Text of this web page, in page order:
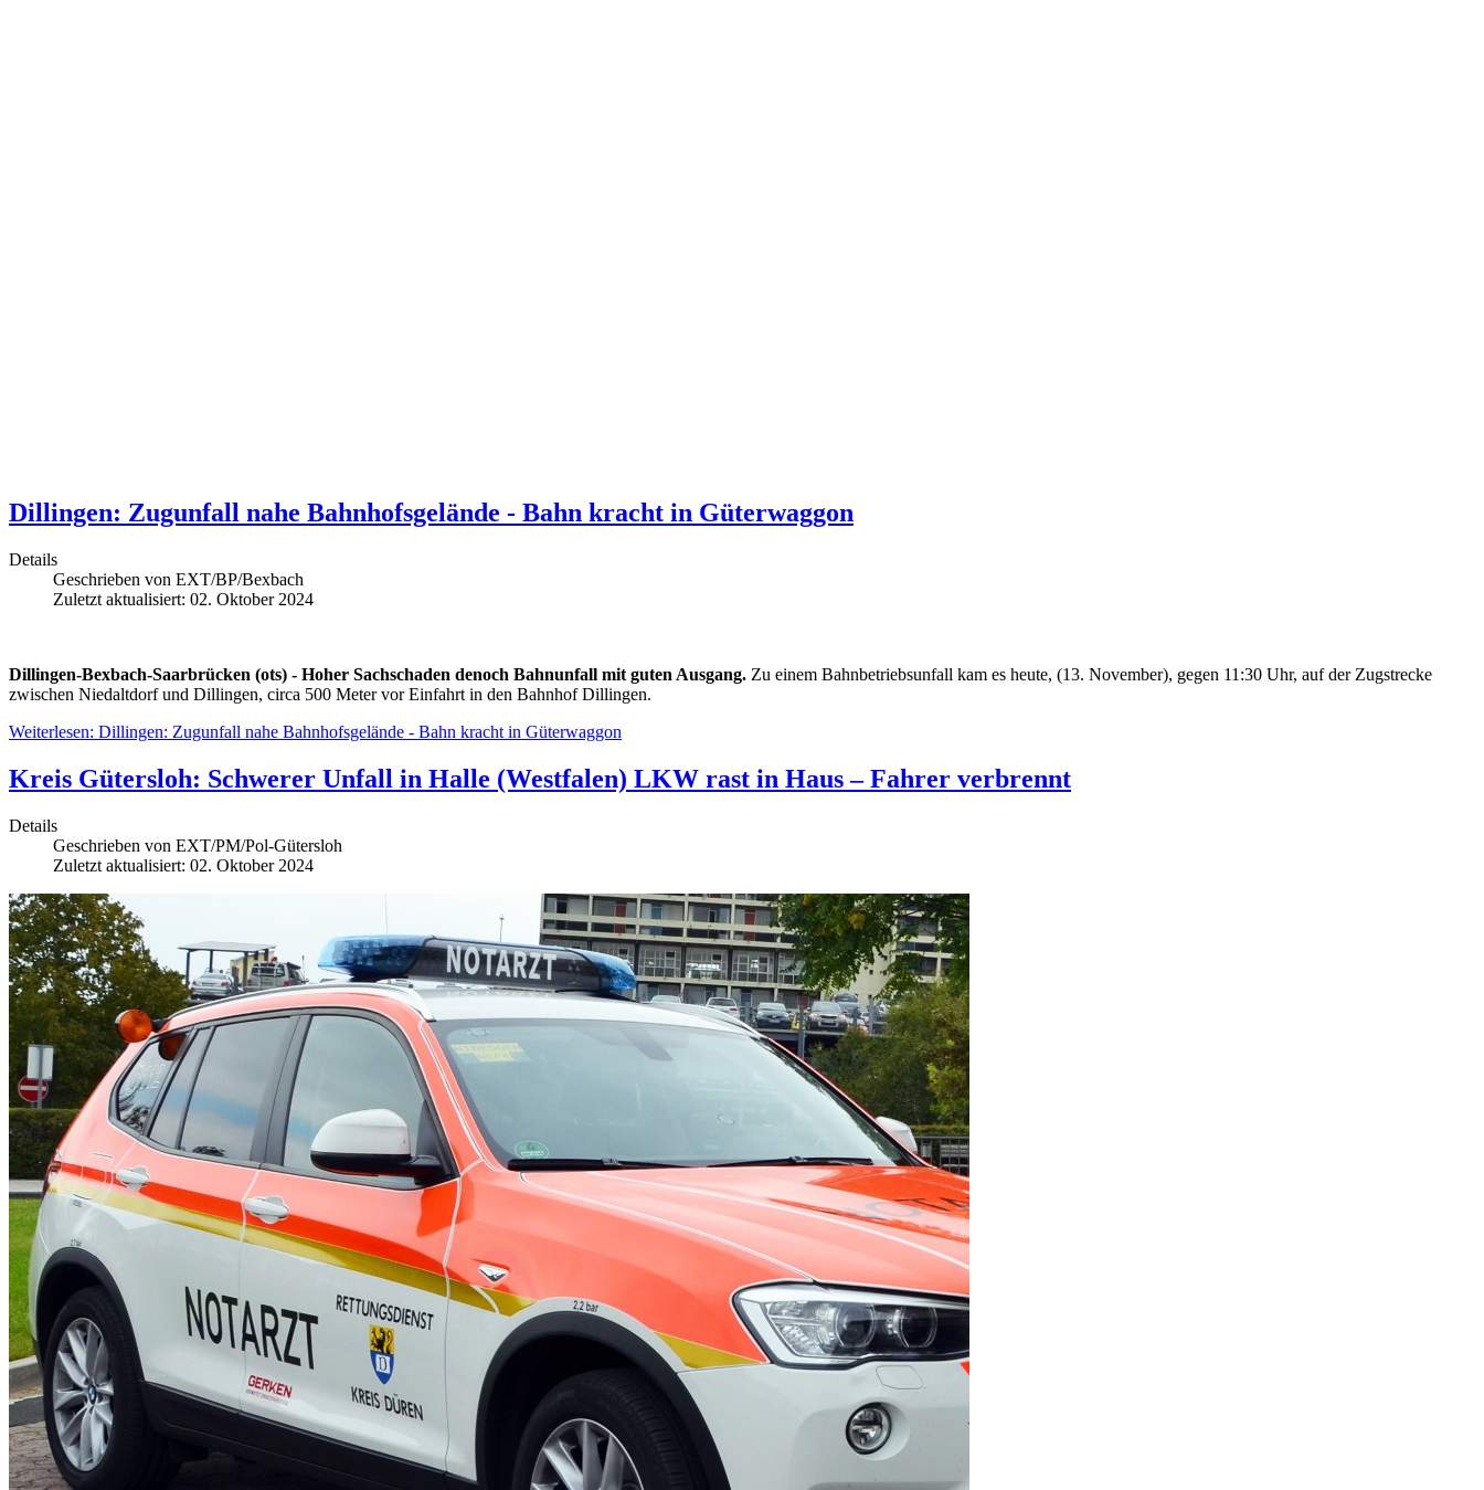
Dillingen: Zugunfall nahe Bahnhofsgelände - Bahn kracht in Güterwaggon
Details
Geschrieben von EXT/BP/Bexbach
Zuletzt aktualisiert: 02. Oktober 2024
Dillingen-Bexbach-Saarbrücken (ots) - Hoher Sachschaden denoch Bahnunfall mit guten Ausgang. Zu einem Bahnbetriebsunfall kam es heute, (13. November), gegen 11:30 Uhr, auf der Zugstrecke
zwischen Niedaltdorf und Dillingen, circa 500 Meter vor Einfahrt in den Bahnhof Dillingen.
Weiterlesen: Dillingen: Zugunfall nahe Bahnhofsgelände - Bahn kracht in Güterwaggon
Kreis Gütersloh: Schwerer Unfall in Halle (Westfalen) LKW rast in Haus – Fahrer verbrennt
Details
Geschrieben von EXT/PM/Pol-Gütersloh
Zuletzt aktualisiert: 02. Oktober 2024